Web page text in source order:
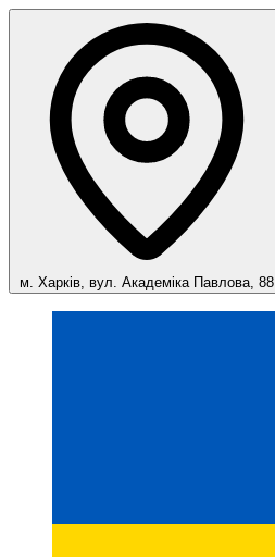
м. Харків, вул. Академіка Павлова, 88